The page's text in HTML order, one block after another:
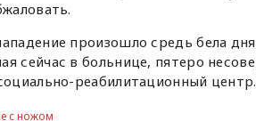
произошло средь бела
сейчас в больнице, пятеро
реабилитационный центр.
с ножом